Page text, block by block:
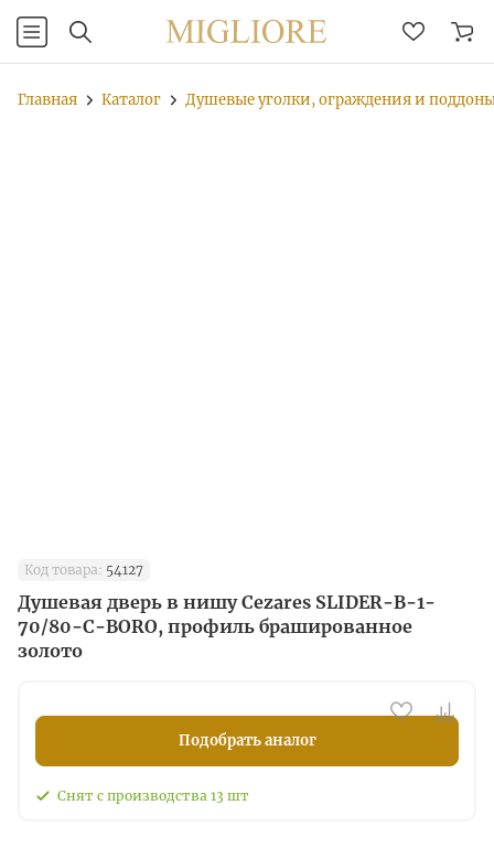
Главная Каталог Душевые уголки, ограждения и
Код товара: 54127
Душевая дверь в нишу Cezares SLIDER-B-1-
70/80-C-BORO, профиль брашированное
золото
Подобрать аналог
Снят с производства 13 шт